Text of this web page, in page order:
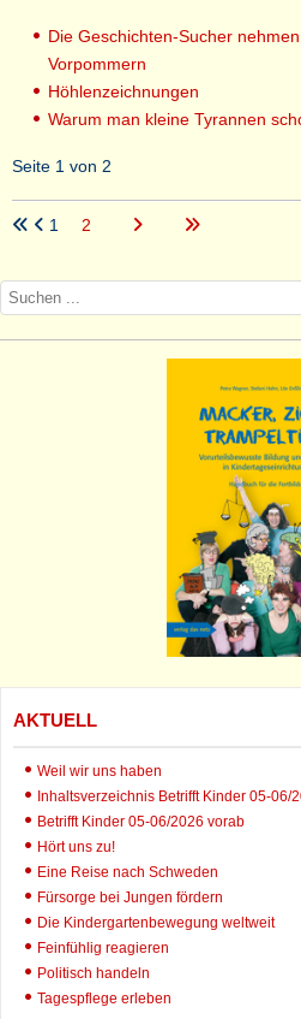
Die Geschichten-Sucher
Vorpommern
Höhlenzeichnungen
Warum man kleine Tyrannen
Seite 1 von 2
1 2
AKTUELL
Weil wir uns haben
Inhaltsverzeichnis Betrifft Kinder 05-06/
Betrifft Kinder 05-06/2026 vorab
Hört uns zu!
Eine Reise nach Schweden
Fürsorge bei Jungen fördern
Die Kindergartenbewegung weltweit
Feinfühlig reagieren
Politisch handeln
Tagespflege erleben